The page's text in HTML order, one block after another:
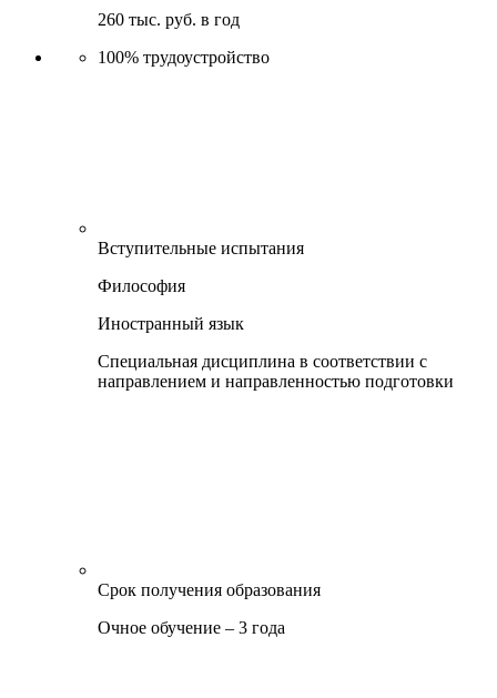
260 тыс. руб. в год
100% трудоустройство
Вступительные испытания
Философия
Иностранный язык
Специальная дисциплина в соответствии с
направлением и направленностью подготовки
Срок получения образования
Очное обучение – 3 года